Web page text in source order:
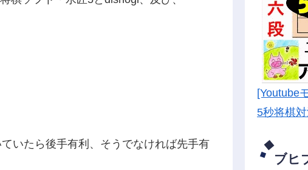
いたら後手有利、そうでなければ先手有
[Youtube
5秒将棋
ブヒ